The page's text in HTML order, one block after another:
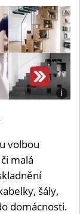
i
Foto:
volbou
malá
šály,
domácnosti.